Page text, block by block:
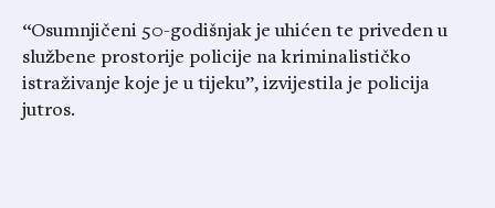
“Osumnjičeni 50-godišnjak je uhićen te priveden u
službene prostorije policije na kriminalističko
istraživanje koje je u tijeku”, izvijestila je policija
jutros.